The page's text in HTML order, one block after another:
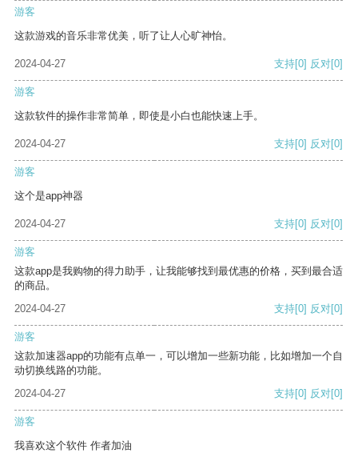
游客
这款游戏的音乐非常优美，听了让人心旷神怡。
2024-04-27 支持[0] 反对[0]
游客
这款软件的操作非常简单，即使是小白也能快速上手。
2024-04-27 支持[0] 反对[0]
游客
这个是app神器
2024-04-27 支持[0] 反对[0]
游客
这款app是我购物的得力助手，让我能够找到最优惠的价格，买到最合适
的商品。
2024-04-27
支持[0] 反对[0]
游客
这款加速器app的功能有点单一，可以增加一些新功能，比如增加一个自
动切换线路的功能。
2024-04-27
支持[0] 反对[0]
游客
我喜欢这个软件 作者加油